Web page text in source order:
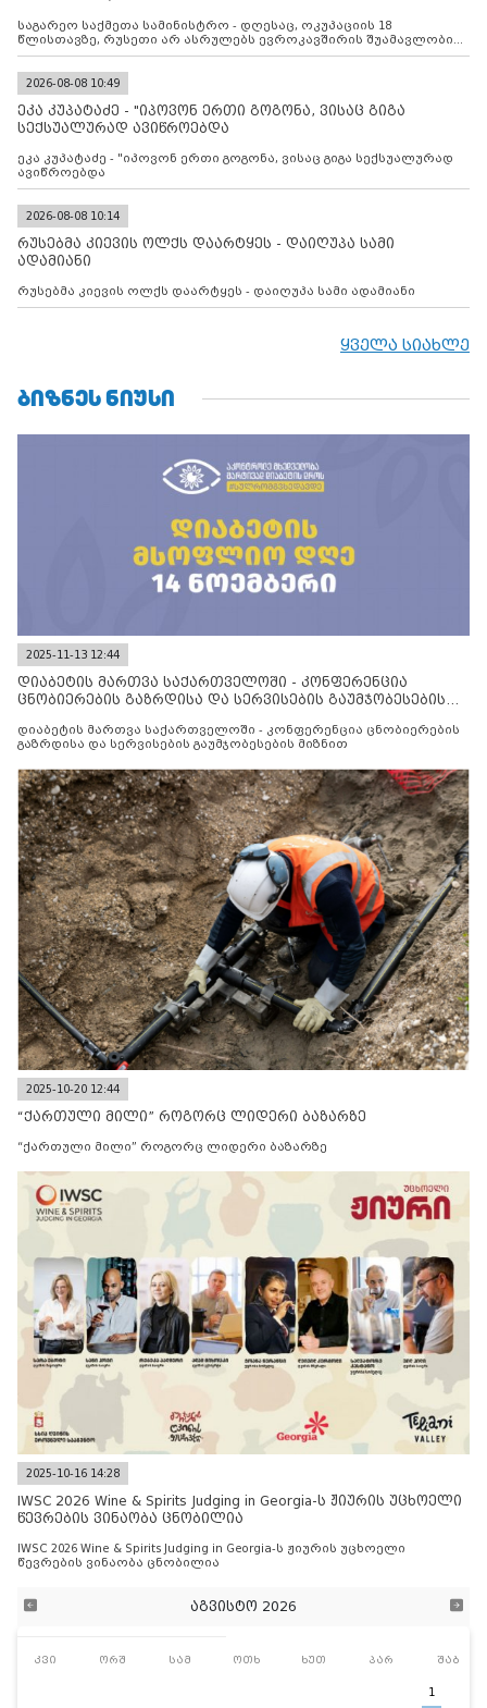
საგარეო საქმეთა სამინისტრო - დღესაც, ოკუპაციის 18
წლისთავზე, რუსეთი არ ასრულებს ევროკავშირის შუამავლობით
დადებულ 2008 წლის 12 აგვისტოს ცეცხლის შეწყვეტის
კონტროლს ოკუპირებულ რეგიონებში, აგრძელებს მათი
მილიტარიზაციის პროცესს და აქტიურად დგამს ნაბიჯებს მათი
ფაქტობრივი ანექსიისკენ
2026-08-08 10:49
ეკა კუპატაძე - "იპოვონ ერთი გოგონა, ვისაც გიგა
სექსუალურად ავიწროებდა
ეკა კუპატაძე - "იპოვონ ერთი გოგონა, ვისაც გიგა სექსუალურად
ავიწროებდა
2026-08-08 10:14
რუსებმა კიევის ოლქს დაარტყეს - დაიღუპა სამი
ადამიანი
რუსებმა კიევის ოლქს დაარტყეს - დაიღუპა სამი ადამიანი
ყველა სიახლე
ᲑᲘᲖᲜᲔᲡ ᲜᲘᲣᲡᲘ
2025-11-13 12:44
დიაბეტის მართვა საქართველოში - კონფერენცია
ცნობიერების გაზრდისა და სერვისების გაუმჯობესების
დიაბეტის მართვა საქართველოში - კონფერენცია ცნობიერების
გაზრდისა და სერვისების გაუმჯობესების მიზნით
2025-10-20 12:44
“ქართული მილი” როგორც ლიდერი ბაზარზე
“ქართული მილი” როგორც ლიდერი ბაზარზე
2025-10-16 14:28
IWSC 2026 Wine & Spirits Judging in Georgia-ს ჟიურის უცხოელი
წევრების ვინაობა ცნობილია
IWSC 2026 Wine & Spirits Judging in Georgia-ს ჟიურის უცხოელი
წევრების ვინაობა ცნობილია
აგვისტო 2026
კვი ორშ სამ ოთხ ხუთ პარ შაბ
1